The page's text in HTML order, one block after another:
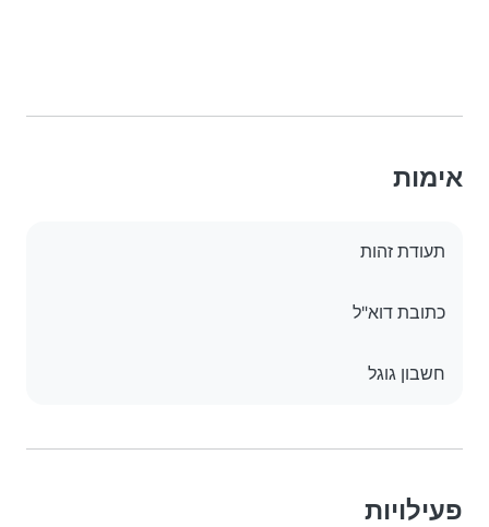
אימות
תעודת זהות
כתובת דוא"ל
חשבון גוגל
פעילויות